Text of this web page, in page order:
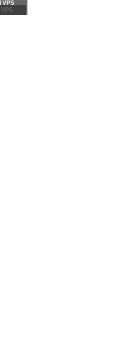
VPS